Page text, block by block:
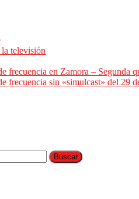
televisión
frecuencia en Zamora – Segunda
frecuencia sin «simulcast» del